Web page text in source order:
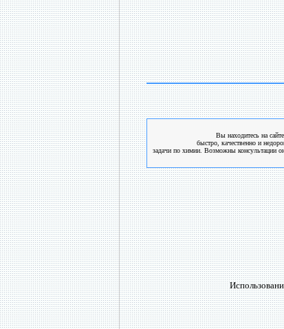
Вы находитесь на
быстро, качественно и
задачи по химии. Возможны консультации